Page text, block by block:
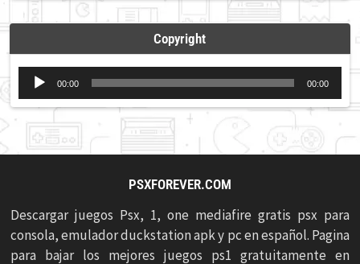
Copyright
Reproductor
de
00:00 00:00
PSXFOREVER.COM
Descargar juegos Psx, 1, one mediafire gratis psx para
consola, emulador duckstation apk y pc en español. Pagina
para bajar los mejores juegos ps1 gratuitamente en